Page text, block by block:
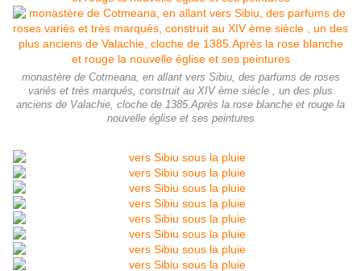
monastère de Cotmeana, en allant vers Sibiu, des parfums de roses
variés et très marqués, construit au XIV ème siècle , un des plus
anciens de Valachie, cloche de 1385.Après la rose blanche et rouge la
nouvelle église et ses peintures